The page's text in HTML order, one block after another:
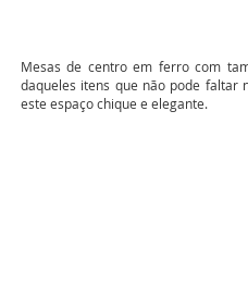
Mesas de centro em ferro com
daqueles itens que não pode faltar
este espaço chique e elegante.